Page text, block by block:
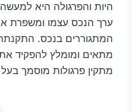
היות והפרגולה היא
ערך הנכס עצמו ומשפרת
המתגוררים בנכס.
מתאים ומומלץ להפקיד
מתקין פרגולות מוסמך בעל